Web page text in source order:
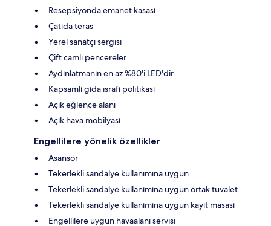
Resepsiyonda emanet kasası
Çatıda teras
Yerel sanatçı sergisi
Çift camlı pencereler
Aydınlatmanın en az %80'i LED'dir
Kapsamlı gıda israfı politikası
Açık eğlence alanı
Açık hava mobilyası
Engellilere yönelik özellikler
Asansör
Tekerlekli sandalye kullanımına uygun
Tekerlekli sandalye kullanımına uygun ortak tuvalet
Tekerlekli sandalye kullanımına uygun kayıt masası
Engellilere uygun havaalanı servisi